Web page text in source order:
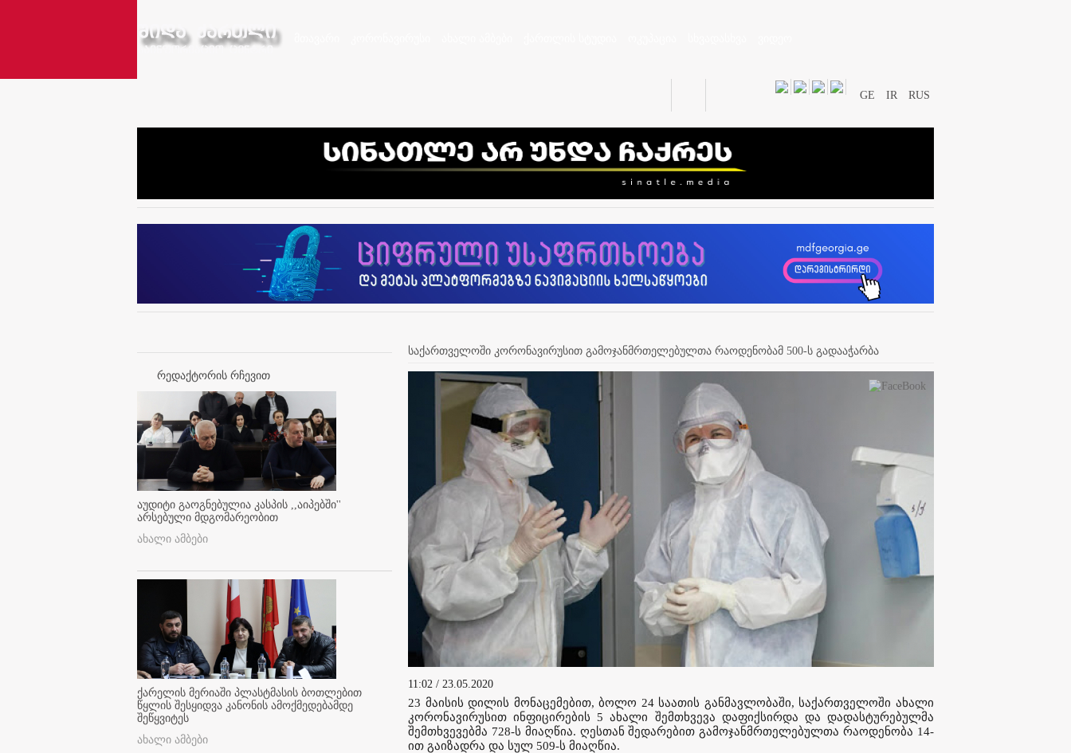
GE IR RUS
რედაქტორის რჩევით
აუდიტი გაოგნებულია კასპის ,,აიპებში''
არსებული მდგომარეობით
ახალი ამბები
ქარელის მერიაში პლასტმასის ბოთლებით
წყლის შესყიდვა კანონის ამოქმედებამდე
შეწყვიტეს
ახალი ამბები
საქართველოში კორონავირუსით გამოჯანმრთელებულთა რაოდენობამ 500-ს გადააჭარბა
11:02 / 23.05.2020
23 მაისის დილის მონაცემებით, ბოლო 24 საათის განმავლობაში, საქართველოში ახალი
კორონავირუსით ინფიცირების 5 ახალი შემთხვევა დაფიქსირდა და დადასტურებულმა
შემთხვევებმა 728-ს მიაღწია. ღესთან შედარებით გამოჯანმრთელებულთა რაოდენობა 14-
ით გაიზადრა და სულ 509-ს მიაღწია.